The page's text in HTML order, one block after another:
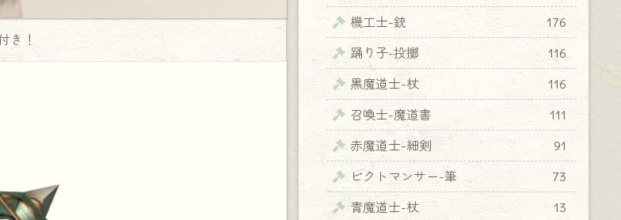
き！
機工士-銃
176
踊り子-投擲
116
黒魔道士-杖
116
召喚士-魔道書
111
赤魔道士-細剣
91
ピクトマンサー-筆
73
青魔道士-杖
13